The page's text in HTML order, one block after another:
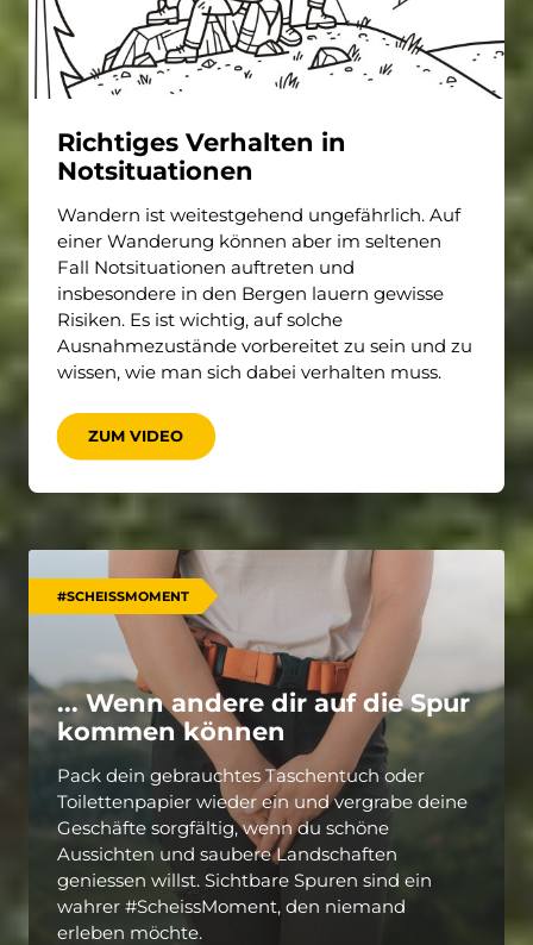
Richtiges Verhalten in
Notsituationen
Wandern ist weitestgehend ungefährlich. Auf
einer Wanderung können aber im seltenen
Fall Notsituationen auftreten und
insbesondere in den Bergen lauern gewisse
Risiken. Es ist wichtig, auf solche
Ausnahmezustände vorbereitet zu sein und zu
wissen, wie man sich dabei verhalten muss.
ZUM VIDEO
... Wenn andere dir auf die Spur
kommen können
Pack dein gebrauchtes Taschentuch oder
Toilettenpapier wieder ein und vergrabe deine
Geschäfte sorgfältig, wenn du schöne
Aussichten und saubere Landschaften
geniessen willst. Sichtbare Spuren sind ein
wahrer #ScheissMoment, den niemand
erleben möchte.
#SCHEISSMOMENT